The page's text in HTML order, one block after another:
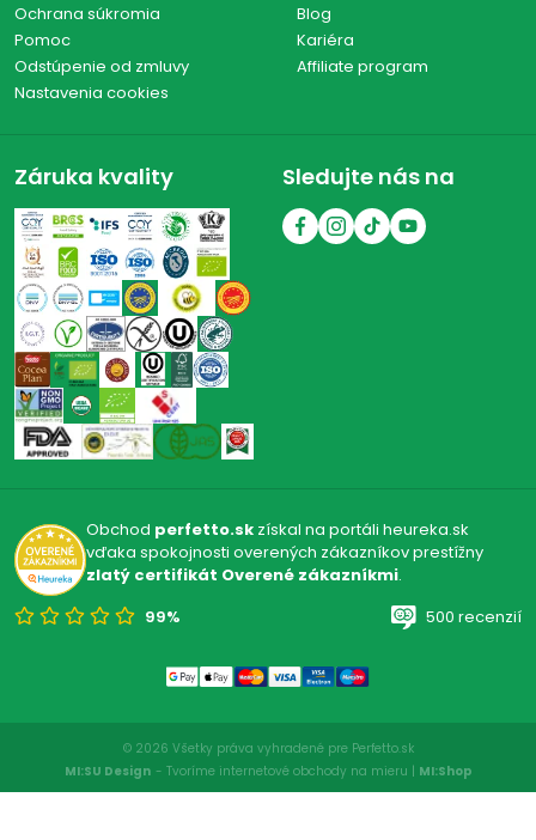
Ochrana súkromia
Pomoc
Odstúpenie od zmluvy
Nastavenia cookies
Blog
Kariéra
Affiliate program
Záruka kvality Sledujte nás na
Obchod perfetto.skzískal na portáli heureka.sk
vďaka spokojnosti overených zákazníkov prestížny
zlatý certifikát Overené zákazníkmi.
99%
500 recenzií
© 2026 Všetky práva vyhradené pre Perfetto.sk
MI:SU Design - Tvoríme internetové obchody na mieru | MI:Shop